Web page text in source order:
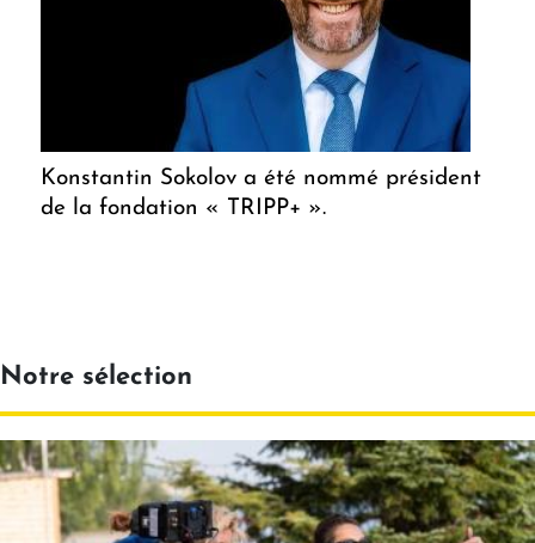
Konstantin Sokolov a été nommé président
de la fondation « TRIPP+ ».
Notre sélection